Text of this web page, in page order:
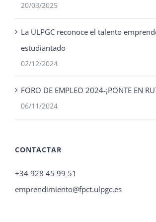
20/03/2025
La ULPGC reconoce el talento
estudiantado
02/12/2024
FORO DE EMPLEO 2024-¡PONTE EN
06/11/2024
CONTACTAR
+34 928 45 99 51
emprendimiento@fpct.ulpgc.es